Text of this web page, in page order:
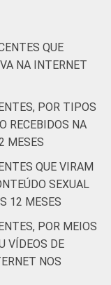
47
45
24
32
QUE
NA INTERNET
POR TIPOS
RECEBIDOS NA
MESES
QUE VIRAM
SEXUAL
12 MESES
POR MEIOS
VÍDEOS DE
NOS